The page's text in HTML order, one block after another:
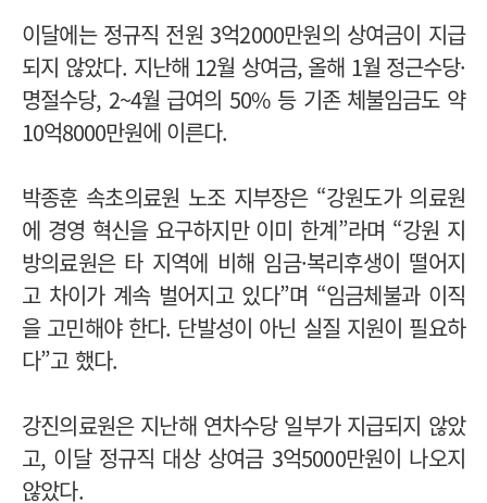
이달에는 정규직 전원 3억2000만원의 상여금이 지급
되지 않았다. 지난해 12월 상여금, 올해 1월 정근수당·
명절수당, 2~4월 급여의 50% 등 기존 체불임금도 약
10억8000만원에 이른다.
박종훈 속초의료원 노조 지부장은 “강원도가 의료원
에 경영 혁신을 요구하지만 이미 한계”라며 “강원 지
방의료원은 타 지역에 비해 임금·복리후생이 떨어지
고 차이가 계속 벌어지고 있다”며 “임금체불과 이직
을 고민해야 한다. 단발성이 아닌 실질 지원이 필요하
다”고 했다.
강진의료원은 지난해 연차수당 일부가 지급되지 않았
고, 이달 정규직 대상 상여금 3억5000만원이 나오지
않았다.